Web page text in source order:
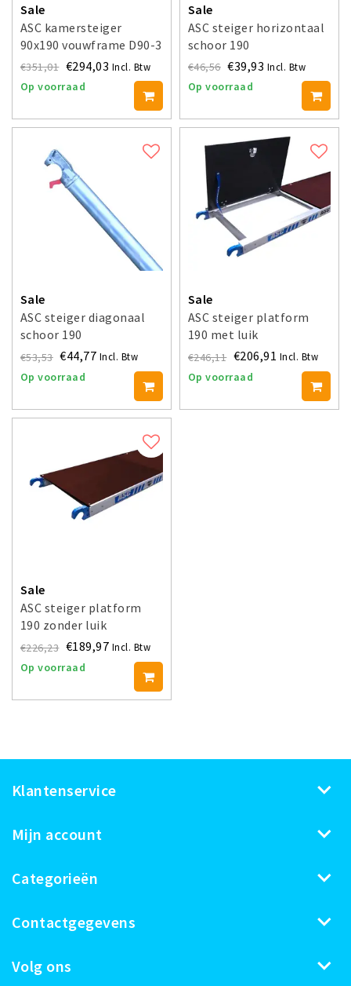
Sale
ASC kamersteiger
90x190 vouwframe D90-3
€351,01 €294,03 Incl. Btw
Op voorraad
Sale
ASC steiger horizontaal
schoor 190
€46,56 €39,93 Incl. Btw
Op voorraad
Sale
ASC steiger diagonaal
schoor 190
€53,53 €44,77 Incl. Btw
Op voorraad
Sale
ASC steiger platform
190 met luik
€246,11 €206,91 Incl. Btw
Op voorraad
Sale
ASC steiger platform
190 zonder luik
€226,23 €189,97 Incl. Btw
Op voorraad
Klantenservice
Mijn account
Categorieën
Contactgegevens
Volg ons